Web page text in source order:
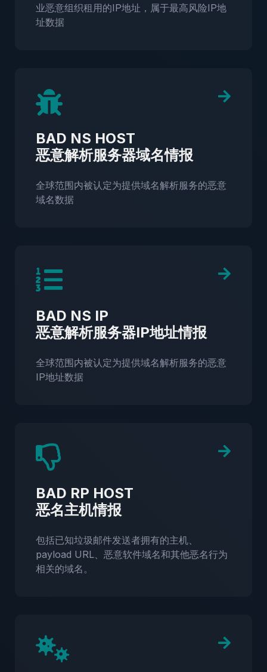
业恶意组织租用的IP地址，属于最高风险IP地
址数据
BAD NS HOST
恶意解析服务器域名情报
全球范围内被认定为提供域名解析服务的恶意
域名数据
BAD NS IP
恶意解析服务器IP地址情报
全球范围内被认定为提供域名解析服务的恶意
IP地址数据
BAD RP HOST
恶名主机情报
包括已知垃圾邮件发送者拥有的主机、
payload URL、恶意软件域名和其他恶名行为
相关的域名。